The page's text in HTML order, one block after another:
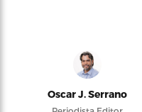
Oscar J. Serrano